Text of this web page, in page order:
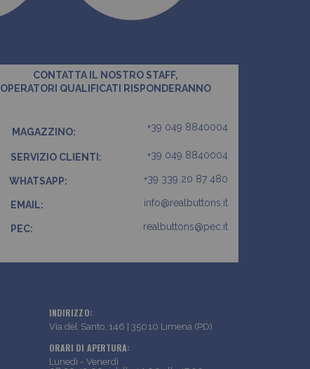
CONTATTA IL NOSTRO STAFF,
OPERATORI QUALIFICATI RISPONDERANNO
MAGAZZINO: +39 049 8840004
SERVIZIO CLIENTI: +39 049 8840004
WHATSAPP: +39 339 20 87 480
EMAIL: info@realbuttons.it
PEC: realbuttons@pec.it
INDIRIZZO:
Via del Santo, 146 | 35010 Limena (PD)
ORARI DI APERTURA:
Lunedì - Venerdì